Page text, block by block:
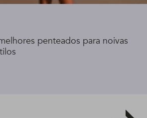
penteados para noivas